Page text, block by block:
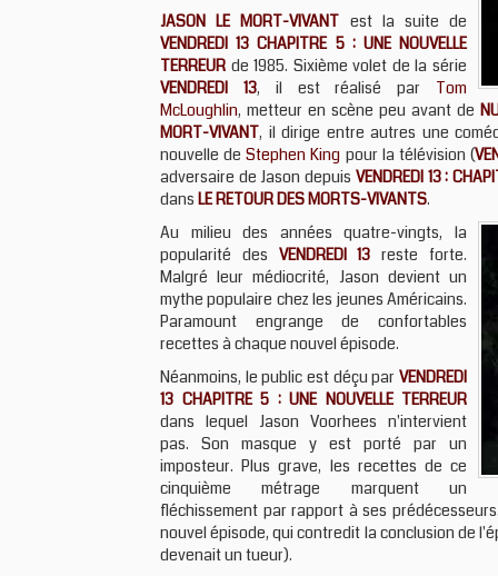
JASON LE MORT-VIVANT est la suite de
VENDREDI 13 CHAPITRE 5 : UNE NOUVELLE
TERREUR de 1985. Sixième volet de la série
VENDREDI 13, il est réalisé par Tom
McLoughlin, metteur en scène peu avant de
MORT-VIVANT, il dirige entre autres une
nouvelle deStephen King pour la télévision (
adversaire de Jason depuis VENDREDI 13 :
dans LE RETOUR DES MORTS-VIVANTS.
Au milieu des années quatre-vingts, la
popularité des VENDREDI 13 reste forte.
Malgré leur médiocrité, Jason devient un
mythe populaire chez les jeunes Américains.
Paramount engrange de confortables
recettes à chaque nouvel épisode.
Néanmoins, le public est déçu par VENDREDI
13 CHAPITRE 5 : UNE NOUVELLE TERREUR
dans lequel Jason Voorhees n'intervient
pas. Son masque y est porté par un
imposteur. Plus grave, les recettes de ce
cinquième métrage marquent un
fléchissement par rapport à ses
nouvel épisode, qui contredit la conclusion de
devenait un tueur).